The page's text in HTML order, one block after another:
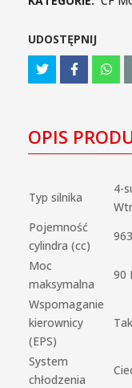
UDOSTĘPNIJ
OPIS
Typ silnika
4-
Pojemność
cylindra (cc)
Moc
maksymalna
90
Wspomaganie
kierownicy
(EPS)
Tak
System
chłodzenia